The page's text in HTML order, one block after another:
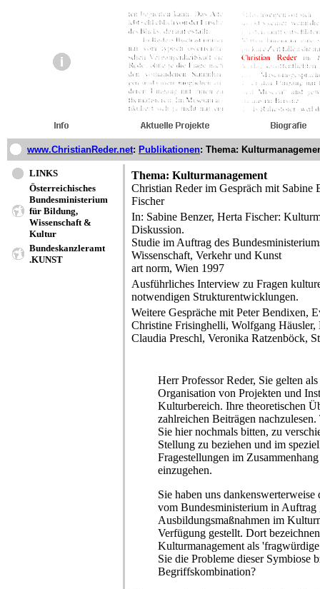
www.ChristianReder.net: Publikationen: Thema:
LINKS
Österreichisches
Bundesministerium
für Bildung,
Wissenschaft &
Kultur
Bundeskanzleramt
.KUNST
Thema: Kulturmanagement
Christian Reder im Gespräch mit Sabine
Fischer
In: Sabine Benzer, Herta Fischer:
Diskussion.
Studie im Auftrag des
Wissenschaft, Verkehr und Kunst
art norm, Wien 1997
Ausführliches Interview zu Fragen
notwendigen Strukturentwicklungen.
Weitere Gespräche mit Peter Bendixen,
Christine Frisinghelli, Wolfgang Häusler,
Claudia Preschl, Veronika Ratzenböck,
Herr Professor Reder, Sie gelten
Organisation von Projekten und
Kulturbereich. Ihre theoretischen
zahlreichen Beiträgen
Sie hier nochmals bitten, zu
Stellung zu beziehen und im
Fragestellungen im
einzugehen.
Sie haben uns
vom Bundesministerium in Auftrag
Ausbildungsmaßnahmen im
Verfügung gestellt. Dort
Kulturmanagement als
Sie die Probleme dieser Symbiose
Begriffskombination?